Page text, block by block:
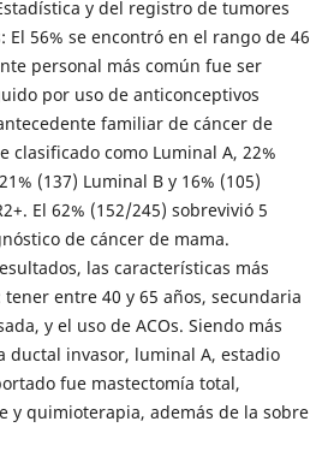
y del registro de tumores
El 56% se encontró en el rango de 46
personal más común fue ser
por uso de anticonceptivos
familiar de cáncer de
clasificado como Luminal A, 22%
(137) Luminal B y 16% (105)
El 62% (152/245) sobrevivió 5
de cáncer de mama.
las características más
entre 40 y 65 años, secundaria
y el uso de ACOs. Siendo más
ductal invasor, luminal A, estadio
fue mastectomía total,
y quimioterapia, además de la sobre